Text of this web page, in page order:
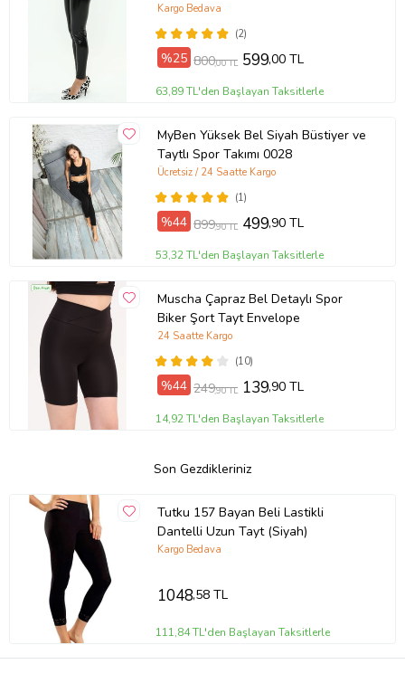
(2)
Kargo Bedava
%25 800,00 TL 599,00 TL
63,89 TL'den Başlayan Taksitlerle
MyBen Yüksek Bel Siyah Büstiyer ve
Taytlı Spor Takımı 0028
(1)
Ücretsiz / 24 Saatte Kargo
%44 899,90 TL 499,90 TL
53,32 TL'den Başlayan Taksitlerle
Muscha Çapraz Bel Detaylı Spor
Biker Şort Tayt Envelope
(10)
24 Saatte Kargo
%44 249,90 TL 139,90 TL
14,92 TL'den Başlayan Taksitlerle
Son Gezdikleriniz
Tutku 157 Bayan Beli Lastikli
Dantelli Uzun Tayt (Siyah)
Kargo Bedava
1048,58 TL
111,84 TL'den Başlayan Taksitlerle